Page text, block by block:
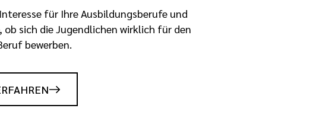
für Ihre Ausbildungsberufe und
ob sich die Jugendlichen wirklich für den
bewerben.